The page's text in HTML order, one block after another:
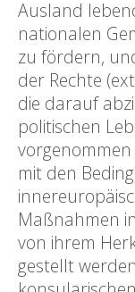
Ausland
nationalen
zu fördern,
der Rechte
die darauf
politischen
vorgenommen
mit den
Maßnahmen
von ihrem
gestellt